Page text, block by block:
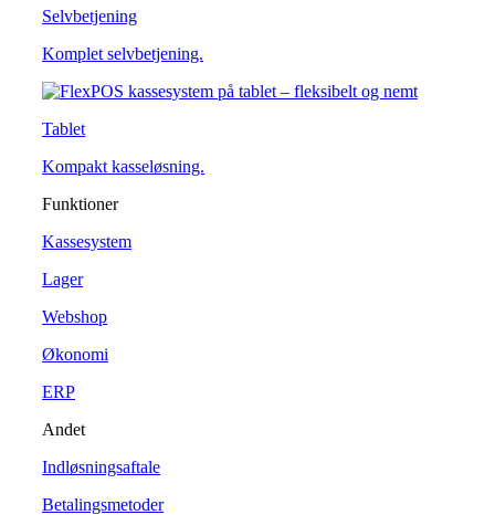
Selvbetjening
Komplet selvbetjening.
Tablet
Kompakt kasseløsning.
Funktioner
Kassesystem
Lager
Webshop
Økonomi
ERP
Andet
Indløsningsaftale
Betalingsmetoder